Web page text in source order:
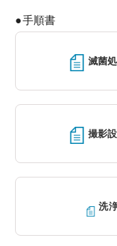
●手順書
滅菌
撮影
洗